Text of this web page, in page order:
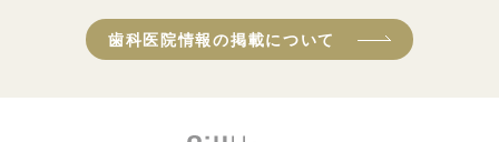
歯科医院情報の掲載について